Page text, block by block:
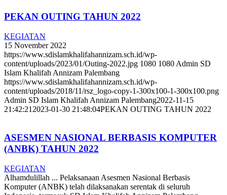
PEKAN OUTING TAHUN 2022
KEGIATAN
15 November 2022
https://www.sdislamkhalifahannizam.sch.id/wp-
content/uploads/2023/01/Outing-2022.jpg 1080 1080 Admin SD
Islam Khalifah Annizam Palembang
https://www.sdislamkhalifahannizam.sch.id/wp-
content/uploads/2018/11/rsz_logo-copy-1-300x100-1-300x100.png
Admin SD Islam Khalifah Annizam Palembang2022-11-15
21:42:21 2023-01-30 21:48:04PEKAN OUTING TAHUN 2022
ASESMEN NASIONAL BERBASIS KOMPUTER
(ANBK) TAHUN 2022
KEGIATAN
Alhamdulillah ... Pelaksanaan Asesmen Nasional Berbasis
Komputer (ANBK) telah dilaksanakan serentak di seluruh